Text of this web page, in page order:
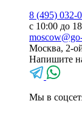
8 (495) 032-
с 10:00 до
Москва, 2-
Напишите
Мы в